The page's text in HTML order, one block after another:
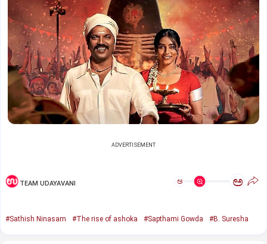
ADVERTISEMENT
TEAM UDAYAVANI ಅ ಅ
#Sathish Ninasam #The rise of ashoka #Sapthami Gowda #B. Suresha